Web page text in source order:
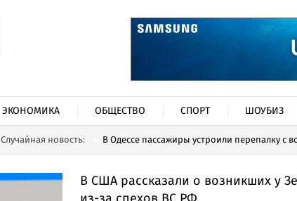
ЭКОНОМИКА ОБЩЕСТВО СПОРТ ШОУБИЗ
Случайная новость: В Одессе пассажиры устроили перепалку с
В США рассказали о возникших у